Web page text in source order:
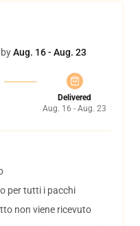
Aug. 16 - Aug. 23
Delivered
Aug. 16 - Aug. 23
per tutti i pacchi
non viene ricevuto